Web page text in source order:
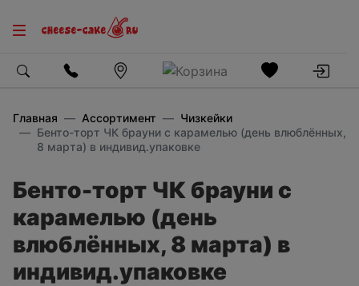
Главная Ассортимент
Чизкейки
Бенто-торт ЧК брауни с карамелью (день влюблённых,
8 марта) в индивид.упаковке
Бенто-торт ЧК брауни с
карамелью (день
влюблённых, 8 марта) в
индивид.упаковке